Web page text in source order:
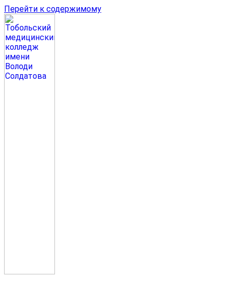
Перейти к содержимому